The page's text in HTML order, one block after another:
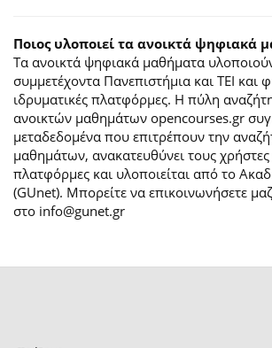
Ποιος υλοποιεί τα ανοικτά ψηφιακά
Τα ανοικτά ψηφιακά μαθήματα
συμμετέχοντα Πανεπιστήμια και ΤΕΙ και
ιδρυματικές πλατφόρμες. H πύλη
ανοικτών μαθημάτων opencourses.gr
μεταδεδομένα που επιτρέπουν την
μαθημάτων, ανακατευθύνει τους χρήστες
πλατφόρμες και υλοποιείται από το
(GUnet). Μπορείτε να επικοινωνήσετε
στο info@gunet.gr